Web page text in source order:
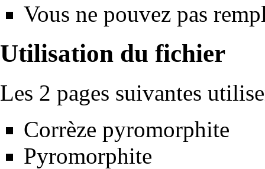
Vous ne pouvez pas
Utilisation du fichier
Les 2 pages suivantes
Corrèze pyromorphite
Pyromorphite